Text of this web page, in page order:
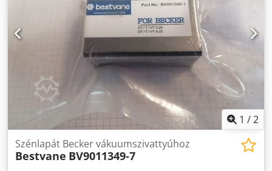
1 /2
Szénlapát Becker vákuumszivattyúhoz
Bestvane BV9011349-7